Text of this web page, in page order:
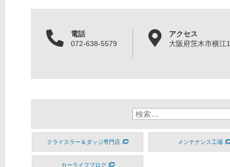
電話
072-638-5579
アクセス
大阪府茨木市横江
クライスラー＆ダッジ専門店 メンテナンス工場
カーライフブログ